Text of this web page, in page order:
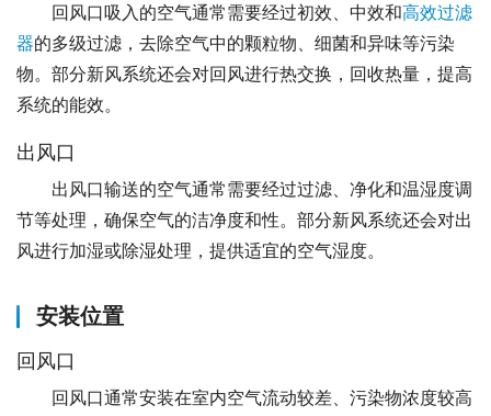
回风口吸入的空气通常需要经过初效、中效和高效过滤
器的多级过滤，去除空气中的颗粒物、细菌和异味等污染
物。部分新风系统还会对回风进行热交换，回收热量，提高
系统的能效。
出风口
出风口输送的空气通常需要经过过滤、净化和温湿度调
节等处理，确保空气的洁净度和性。部分新风系统还会对出
风进行加湿或除湿处理，提供适宜的空气湿度。
安装位置
回风口
回风口通常安装在室内空气流动较差、污染物浓度较高